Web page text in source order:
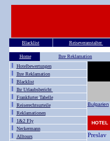
Blacklist Reiseveranstalter
Home Ihre Reklamation
Hotelbewertungen
Ihre Reklamation
Blacklist
Ihr Urlaubsbericht
Frankfurter Tabelle
Reiserechtsurteile
Reklamationen
1&2 Fly
Neckermann
Alltours
Bulgarien
HOTEL
Preslav